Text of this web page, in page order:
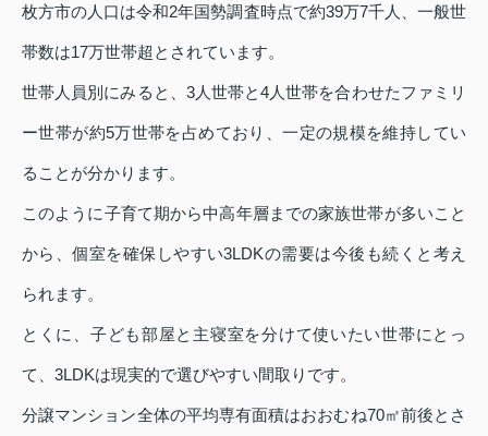
枚方市の人口は令和2年国勢調査時点で約39万7千人、一般世
帯数は17万世帯超とされています。
世帯人員別にみると、3人世帯と4人世帯を合わせたファミリ
ー世帯が約5万世帯を占めており、一定の規模を維持してい
ることが分かります。
このように子育て期から中高年層までの家族世帯が多いこと
から、個室を確保しやすい3LDKの需要は今後も続くと考え
られます。
とくに、子ども部屋と主寝室を分けて使いたい世帯にとっ
て、3LDKは現実的で選びやすい間取りです。
分譲マンション全体の平均専有面積はおおむね70㎡前後とさ